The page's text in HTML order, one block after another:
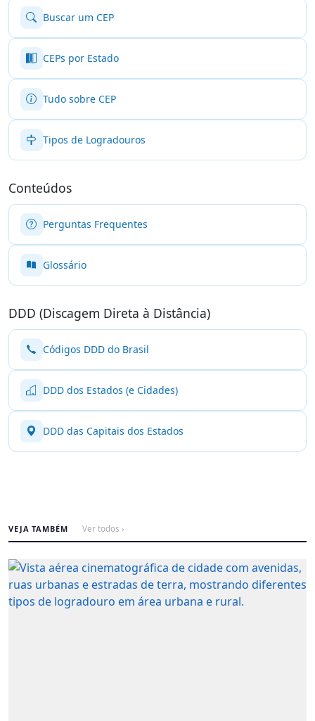
Buscar um CEP
CEPs por Estado
Tudo sobre CEP
Tipos de Logradouros
Conteúdos
Perguntas Frequentes
Glossário
DDD (Discagem Direta à Distância)
Códigos DDD do Brasil
DDD dos Estados (e Cidades)
DDD das Capitais dos Estados
VEJA TAMBÉM Ver todos ›